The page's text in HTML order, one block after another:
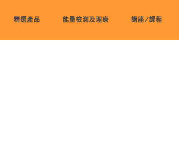
精選產品 能量檢測及理療 講座/課程